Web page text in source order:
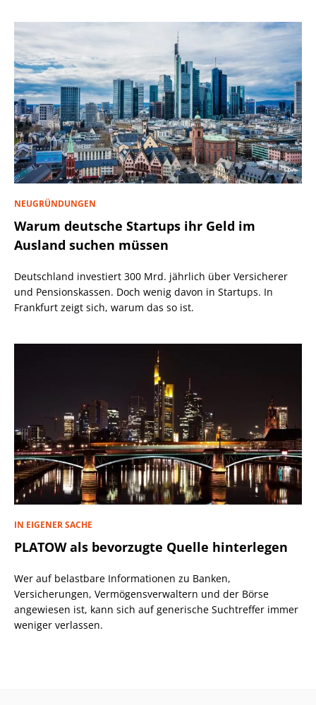
NEUGRÜNDUNGEN
Warum deutsche Startups ihr Geld im
Ausland suchen müssen
Deutschland investiert 300 Mrd. jährlich über Versicherer
und Pensionskassen. Doch wenig davon in Startups. In
Frankfurt zeigt sich, warum das so ist.
IN EIGENER SACHE
PLATOW als bevorzugte Quelle hinterlegen
Wer auf belastbare Informationen zu Banken,
Versicherungen, Vermögensverwaltern und der Börse
angewiesen ist, kann sich auf generische Suchtreffer immer
weniger verlassen.